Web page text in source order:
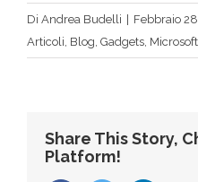
Di Andrea Budelli Febbraio
Articoli, Blog, Gadgets, Microsoft
Share This Story,
Platform!